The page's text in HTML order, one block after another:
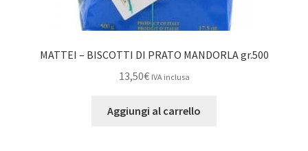
MATTEI – BISCOTTI DI PRATO MANDORLA gr.500
13,50€ IVA inclusa
Aggiungi al carrello